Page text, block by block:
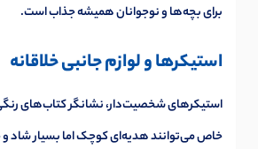
برای بچه‌ها و نوجوانان همیشه جذاب است.
استیکرها و لوازم جانبی خلاقانه
استیکرهای شخصیت‌دار، نشانگر کتاب‌های
خاص می‌توانند هدیه‌ای کوچک اما بسیار شاد و